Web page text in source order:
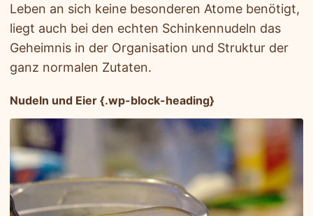
Leben an sich keine besonderen Atome benötigt,
liegt auch bei den echten Schinkennudeln das
Geheimnis in der Organisation und Struktur der
ganz normalen Zutaten.
Nudeln und Eier {.wp-block-heading}